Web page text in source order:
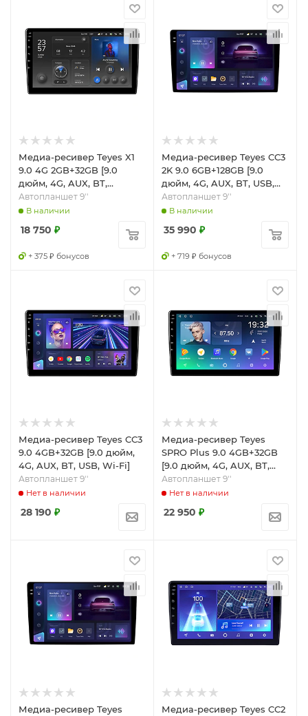
Медиа-ресивер Teyes X1
9.0 4G 2GB+32GB [9.0
дюйм, 4G, AUX, BT,
MicroSD, USB, Wi-Fi]
Автопланшет 9''
В наличии
18 750 ₽
+ 375 ₽ бонусов
Медиа-ресивер Teyes CC3
2K 9.0 6GB+128GB [9.0
дюйм, 4G, AUX, BT, USB,
Wi-Fi]
Автопланшет 9''
В наличии
35 990 ₽
+ 719 ₽ бонусов
Медиа-ресивер Teyes CC3
9.0 4GB+32GB [9.0 дюйм,
4G, AUX, BT, USB, Wi-Fi]
Автопланшет 9''
Нет в наличии
28 190 ₽
Медиа-ресивер Teyes
SPRO Plus 9.0 4GB+32GB
[9.0 дюйм, 4G, AUX, BT,
USB, Wi-Fi]
Автопланшет 9''
Нет в наличии
22 950 ₽
Медиа-ресивер Teyes
Медиа-ресивер Teyes CC2